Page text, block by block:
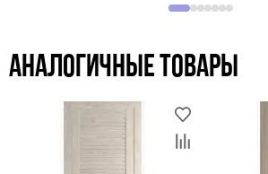
Аналогичные товары